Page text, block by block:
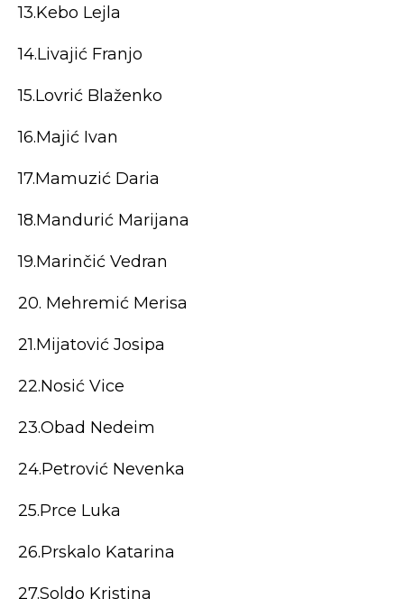
13.Kebo Lejla
14.Livajić Franjo
15.Lovrić Blaženko
16.Majić Ivan
17.Mamuzić Daria
18.Mandurić Marijana
19.Marinčić Vedran
20. Mehremić Merisa
21.Mijatović Josipa
22.Nosić Vice
23.Obad Nedeim
24.Petrović Nevenka
25.Prce Luka
26.Prskalo Katarina
27.Soldo Kristina